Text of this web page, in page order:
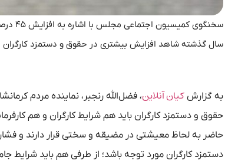
سال گذشته شاهد افزایش بیشتری در حقوق و دستمزد کارگران
به گزارش کیان آنلاین، فضل‌الله رنجبر، نماینده مردم
حقوق و دستمزد کارگران باید هم شرایط کارگران و هم
حاضر به لحاظ معیشتی در مضیقه و سختی قرار دارند و